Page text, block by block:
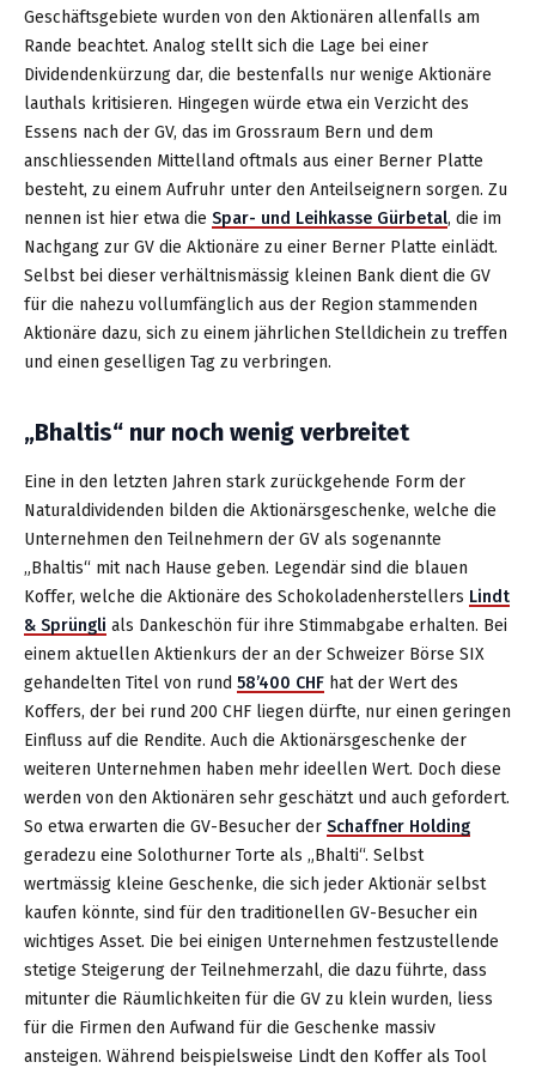
Geschäftsgebiete wurden von den Aktionären allenfalls am
Rande beachtet. Analog stellt sich die Lage bei einer
Dividendenkürzung dar, die bestenfalls nur wenige Aktionäre
lauthals kritisieren. Hingegen würde etwa ein Verzicht des
Essens nach der GV, das im Grossraum Bern und dem
anschliessenden Mittelland oftmals aus einer Berner Platte
besteht, zu einem Aufruhr unter den Anteilseignern sorgen. Zu
nennen ist hier etwa die Spar- und Leihkasse Gürbetal, die im
Nachgang zur GV die Aktionäre zu einer Berner Platte einlädt.
Selbst bei dieser verhältnismässig kleinen Bank dient die GV
für die nahezu vollumfänglich aus der Region stammenden
Aktionäre dazu, sich zu einem jährlichen Stelldichein zu treffen
und einen geselligen Tag zu verbringen.
„Bhaltis“ nur noch wenig verbreitet
Eine in den letzten Jahren stark zurückgehende Form der
Naturaldividenden bilden die Aktionärsgeschenke, welche die
Unternehmen den Teilnehmern der GV als sogenannte
„Bhaltis“ mit nach Hause geben. Legendär sind die blauen
Koffer, welche die Aktionäre des Schokoladenherstellers Lindt
& Sprüngli als Dankeschön für ihre Stimmabgabe erhalten. Bei
einem aktuellen Aktienkurs der an der Schweizer Börse SIX
gehandelten Titel von rund 58’400 CHF hat der Wert des
Koffers, der bei rund 200 CHF liegen dürfte, nur einen geringen
Einfluss auf die Rendite. Auch die Aktionärsgeschenke der
weiteren Unternehmen haben mehr ideellen Wert. Doch diese
werden von den Aktionären sehr geschätzt und auch gefordert.
So etwa erwarten die GV-Besucher der Schaffner Holding
geradezu eine Solothurner Torte als „Bhalti“. Selbst
wertmässig kleine Geschenke, die sich jeder Aktionär selbst
kaufen könnte, sind für den traditionellen GV-Besucher ein
wichtiges Asset. Die bei einigen Unternehmen festzustellende
stetige Steigerung der Teilnehmerzahl, die dazu führte, dass
mitunter die Räumlichkeiten für die GV zu klein wurden, liess
für die Firmen den Aufwand für die Geschenke massiv
ansteigen. Während beispielsweise Lindt den Koffer als Tool